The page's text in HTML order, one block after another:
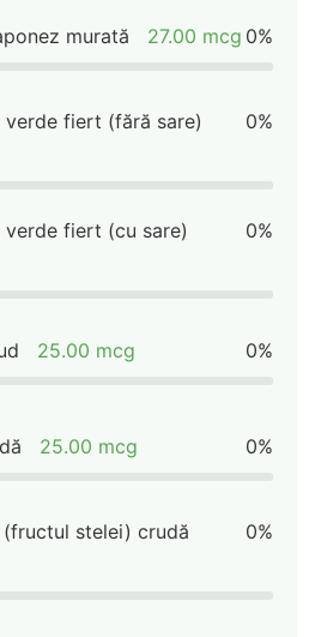
murată 27.00 mcg 0%
verde fiert (fără sare)
0%
verde fiert (cu sare)
0%
25.00 mcg 0%
25.00 mcg 0%
(fructul stelei) crudă
0%